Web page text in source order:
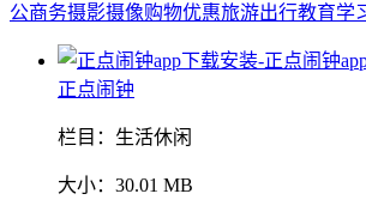
公商务摄影摄像购物优惠旅游出行教育学
正点闹钟
栏目： 生活休闲
大小： 30.01 MB